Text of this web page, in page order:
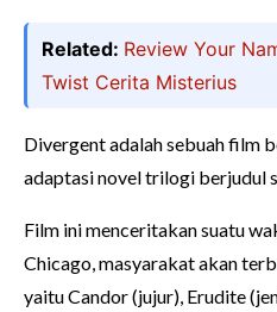
Related: Review Your
Twist Cerita Misterius
Divergent adalah sebuah film
adaptasi novel trilogi berjudul
Film ini menceritakan suatu
Chicago, masyarakat akan
yaitu Candor (jujur), Erudite